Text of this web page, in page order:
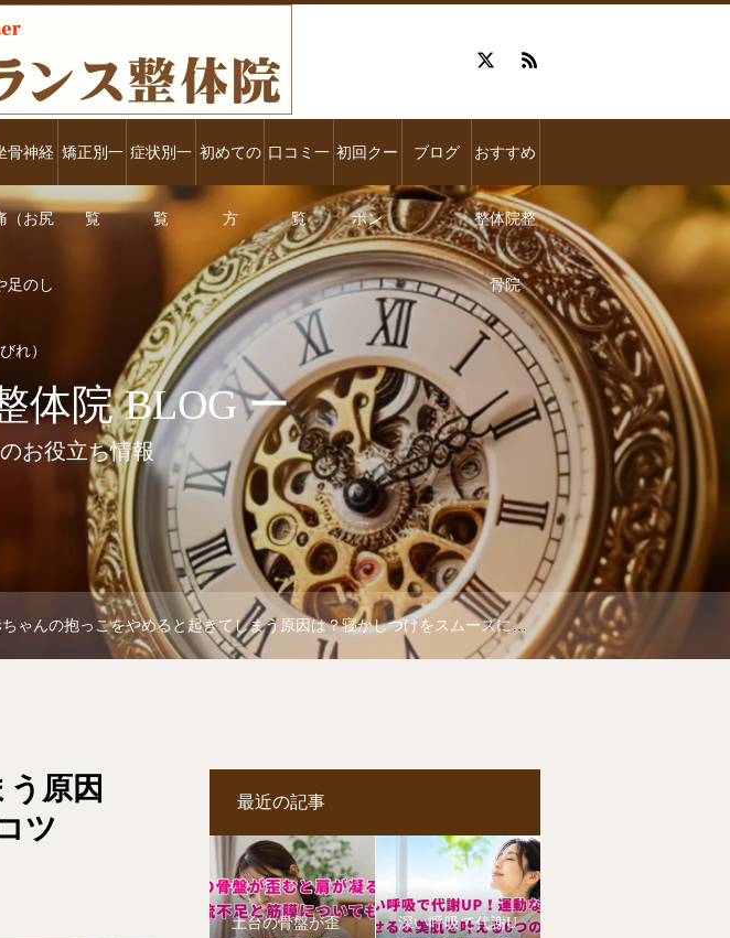
骨神経
（お尻
足のし
びれ）
矯正別一
覧
症状別一
覧
初めての
方
口コミ一
覧
初回クー
ポン
ブログ おすすめ
整体院整
骨院
体院 BLOG ー
お役立ち情報
ゃんの抱っこをやめると起きてしまう原因は？寝かしつけをスムーズにする5つのコツ
原因
ツ
最近の記事
土台の骨盤が歪
深い呼吸で代謝U